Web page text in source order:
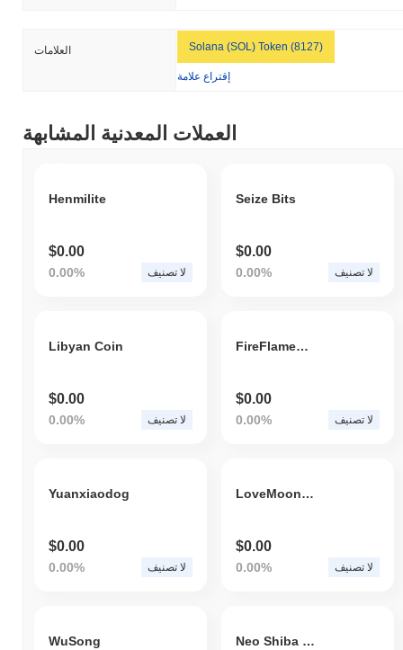
العلامات Solana (SOL) Token (8127)
إقتراع علامة
العملات المعدنية المشابهة
Henmilite
$0.00
0.00% لا تصنيف
Seize Bits
$0.00
0.00% لا تصنيف
Libyan Coin
$0.00
0.00% لا تصنيف
FireFlameChain
$0.00
0.00% لا تصنيف
Yuanxiaodog
$0.00
0.00% لا تصنيف
LoveMoon(YELLOW)(🐯)
$0.00
0.00% لا تصنيف
WuSong Neo Shiba Inu